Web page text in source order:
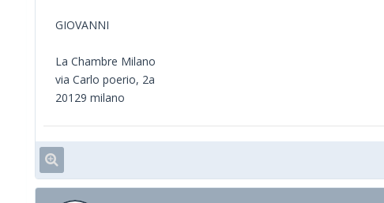
GIOVANNI
La Chambre Milano
via Carlo poerio, 2a
20129 milano